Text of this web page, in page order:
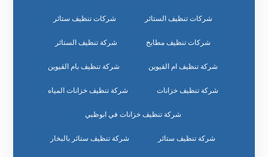
شركات تنظيف الستائر شركات تنظيف ستائر
شركات تنظيف مطابخ شركة تنظيف الستائر
شركة تنظيف ام القيوين شركة تنظيف بام القيوين
شركة تنظيف خزانات شركة تنظيف خزانات المياه
شركة تنظيف خزانات في ابوظبي
شركة تنظيف ستائر شركة تنظيف ستائر بالبخار